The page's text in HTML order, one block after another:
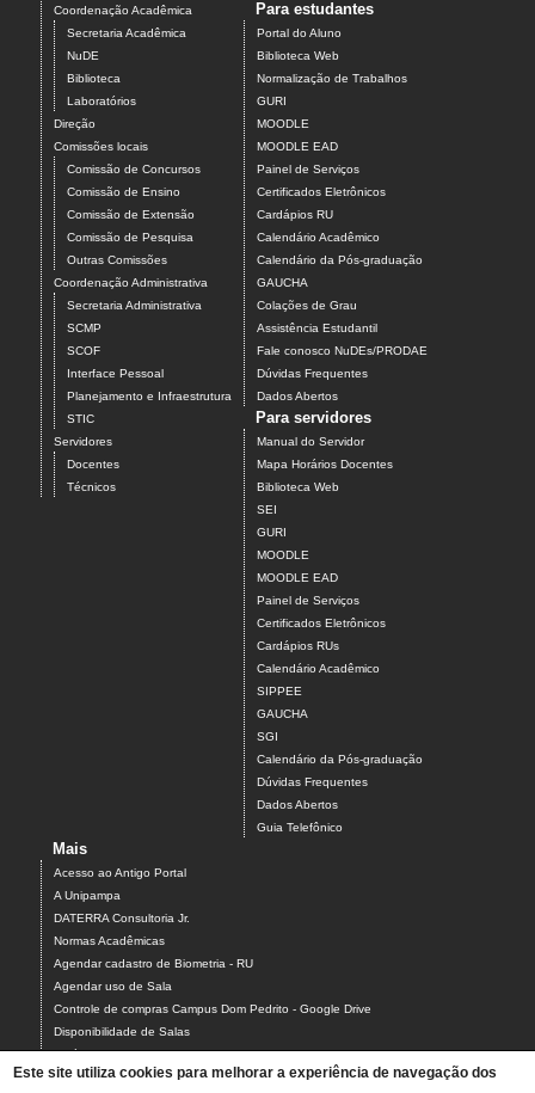
Coordenação Acadêmica
Secretaria Acadêmica
NuDE
Biblioteca
Laboratórios
Direção
Comissões locais
Comissão de Concursos
Comissão de Ensino
Comissão de Extensão
Comissão de Pesquisa
Outras Comissões
Coordenação Administrativa
Secretaria Administrativa
SCMP
SCOF
Interface Pessoal
Planejamento e Infraestrutura
STIC
Servidores
Docentes
Técnicos
Para estudantes
Portal do Aluno
Biblioteca Web
Normalização de Trabalhos
GURI
MOODLE
MOODLE EAD
Painel de Serviços
Certificados Eletrônicos
Cardápios RU
Calendário Acadêmico
Calendário da Pós-graduação
GAUCHA
Colações de Grau
Assistência Estudantil
Fale conosco NuDEs/PRODAE
Dúvidas Frequentes
Dados Abertos
Para servidores
Manual do Servidor
Mapa Horários Docentes
Biblioteca Web
SEI
GURI
MOODLE
MOODLE EAD
Painel de Serviços
Certificados Eletrônicos
Cardápios RUs
Calendário Acadêmico
SIPPEE
GAUCHA
SGI
Calendário da Pós-graduação
Dúvidas Frequentes
Dados Abertos
Guia Telefônico
Mais
Acesso ao Antigo Portal
A Unipampa
DATERRA Consultoria Jr.
Normas Acadêmicas
Agendar cadastro de Biometria - RU
Agendar uso de Sala
Controle de compras Campus Dom Pedrito - Google Drive
Disponibilidade de Salas
Estágios
Formulário para Agendamento do Laboratório de Informática
Este site utiliza cookies para melhorar a experiência de navegação dos